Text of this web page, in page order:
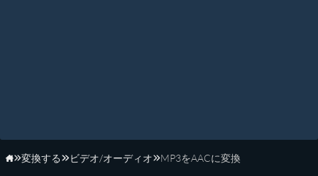
ホーム
変換する ビデオ/オーディオ MP3をAACに変換